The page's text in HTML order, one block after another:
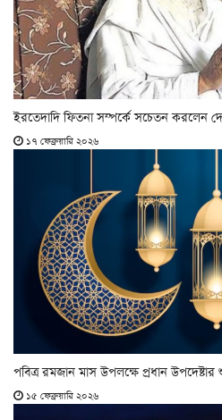
ইরতেদাদি ফিতনা সম্পর্কে সচেতন করলেন
১৭ ফেব্রুয়ারি ২০২৬
পবিত্র রমজান মাস উপলক্ষে প্রধান উপদেষ্টার
১৫ ফেব্রুয়ারি ২০২৬